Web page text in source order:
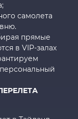
самолета
прямые
в VIP-залах